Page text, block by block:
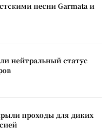
песни Garmata и
нейтральный статус
проходы для диких